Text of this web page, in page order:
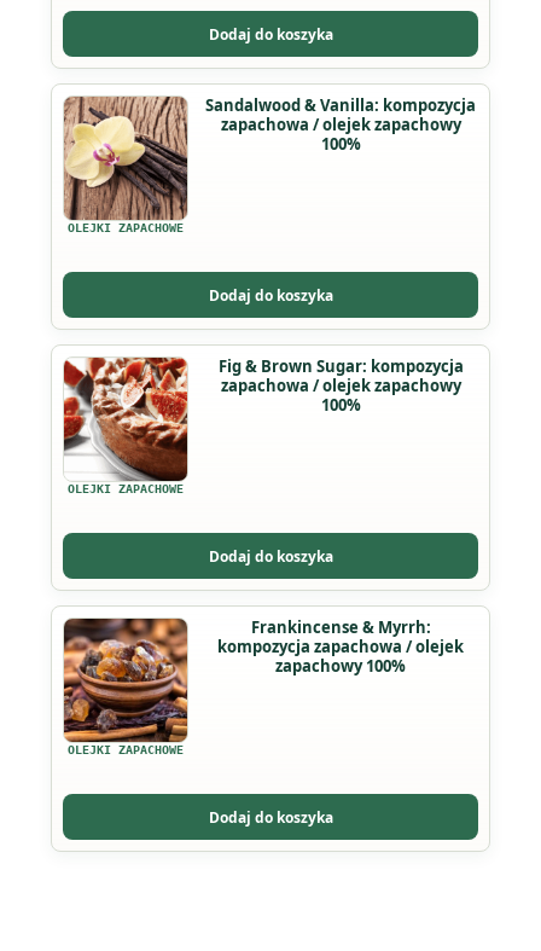
Dodaj do koszyka
można
wybrać
na
stronie
produktu
OLEJKI ZAPACHOWE
Sandalwood & Vanilla: kompozycja
zapachowa / olejek zapachowy
100%
Dodaj do koszyka
Ten
produkt
ma
wiele
wariantów.
można
wybrać
na
stronie
produktu
OLEJKI ZAPACHOWE
Fig & Brown Sugar: kompozycja
zapachowa / olejek zapachowy
100%
Dodaj do koszyka
Ten
produkt
ma
wiele
wariantów.
można
wybrać
na
stronie
produktu
OLEJKI ZAPACHOWE
Frankincense & Myrrh:
kompozycja zapachowa / olejek
zapachowy 100%
Dodaj do koszyka
Ten
produkt
ma
wiele
wariantów.
można
wybrać